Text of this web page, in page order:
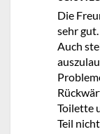
Die
sehr
Auch
Toilette
Teil